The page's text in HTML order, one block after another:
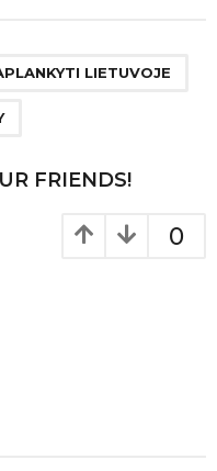
LIETUVOJE
FRIENDS!
0